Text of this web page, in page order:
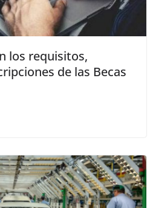
los requisitos,
de las Becas